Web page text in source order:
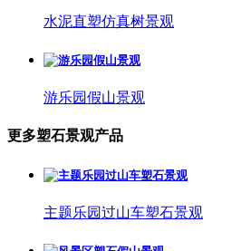
水泥直塑仿真树景观
游乐园假山景观
更多塑石景观产品
主题乐园过山车塑石景观